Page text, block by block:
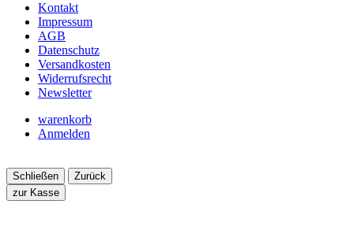
Kontakt
Impressum
AGB
Datenschutz
Versandkosten
Widerrufsrecht
Newsletter
warenkorb
Anmelden
Schließen
Zurück
zur Kasse